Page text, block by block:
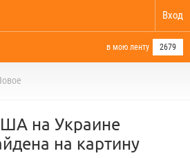
Вход
в мою ленту 2679
на Украине
на картину